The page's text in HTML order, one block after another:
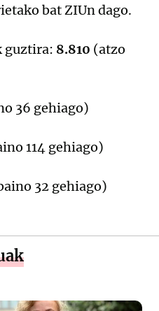
bat ZIUn dago.
guztira: 8.810 (atzo
36 gehiago)
114 gehiago)
32 gehiago)